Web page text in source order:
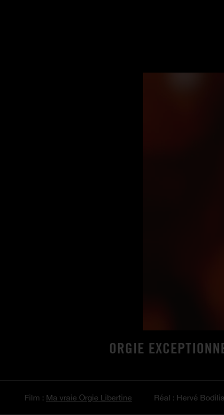
ORGIE
Film : Ma vraie Orgie Libertine Réal : Hervé Bodilis